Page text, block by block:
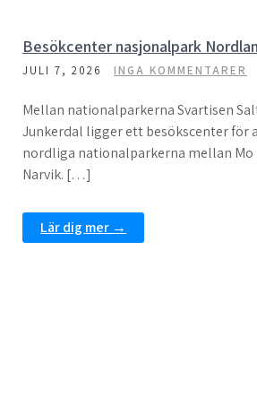
Besökcenter nasjonalpark
JULI 7, 2026 INGA KOMMENTARER
Mellan nationalparkerna Svartisen
Junkerdal ligger ett besökscenter för
nordliga nationalparkerna mellan Mo
Narvik. […]
Lär dig mer →